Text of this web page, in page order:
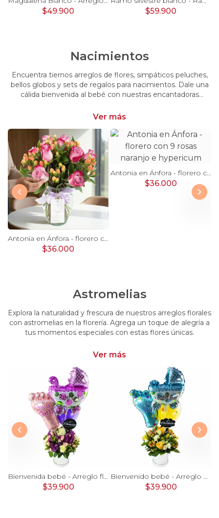
$49.900 $59.900
Nacimientos
Encuentra tiernos arreglos de flores, simpáticos peluches,
bellos globos y sets de regalos para nacimientos. Dale una
cálida bienvenida al bebé con nuestras encantadoras
especial.
Ver más
Antonia en Ánfora - florero con 9 rosas lila e hypericum
$36.000
Antonia en Ánfora - florero con 9 rosas naranjo e hypericum
$36.000
Astromelias
Explora la naturalidad y frescura de nuestros arreglos florales
con astromelias en la florería. Agrega un toque de alegría a
tus momentos especiales con estas flores únicas.
Ver más
Bienvenida bebé - Arreglo floral con globos, rosas blanci, minirosas rosado, astromelias morado e hypericum
$39.900
Bienvenido bebé - Arreglo floral con globos, rosas amarillo, minirosas blanco, astromelias e hypericum
$39.900